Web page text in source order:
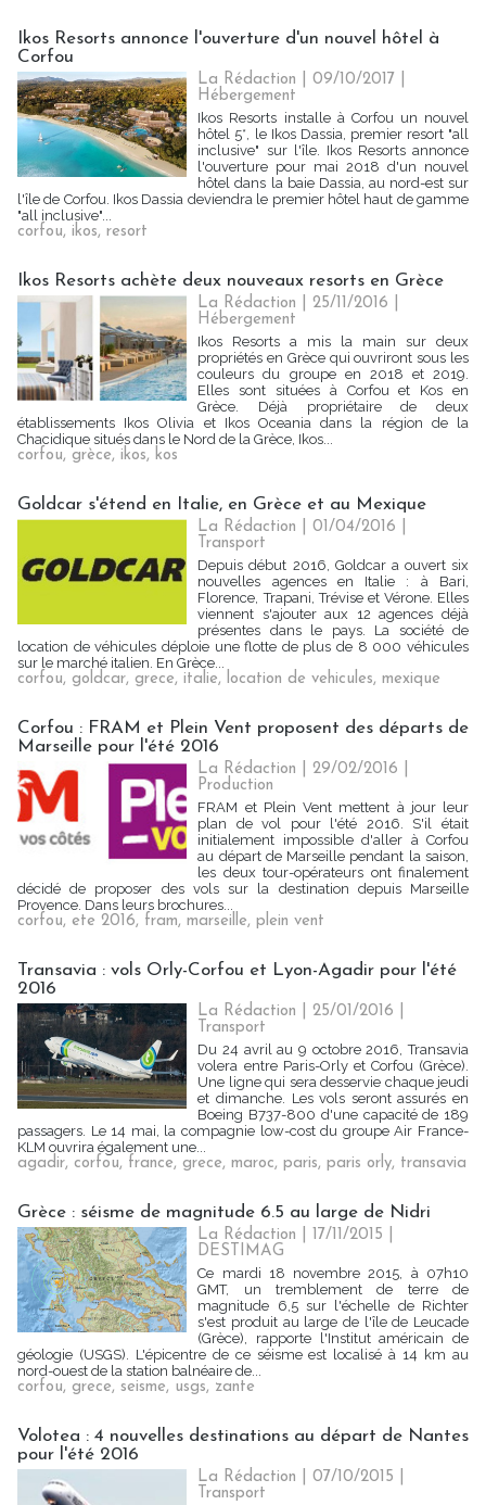
Ikos Resorts annonce l'ouverture d'un nouvel hôtel à
Corfou
La Rédaction | 09/10/2017
Hébergement
Ikos Resorts installe à Corfou un nouvel
hôtel 5*, le Ikos Dassia, premier resort "all
inclusive" sur l'île. Ikos Resorts annonce
l'ouverture pour mai 2018 d'un nouvel
hôtel dans la baie Dassia, au nord-est sur
l'île de Corfou. Ikos Dassia deviendra le premier hôtel haut de gamme
"all inclusive"...
corfou, ikos, resort
Ikos Resorts achète deux nouveaux resorts en Grèce
La Rédaction | 25/11/2016
Hébergement
Ikos Resorts a mis la main sur deux
propriétés en Grèce qui ouvriront sous les
couleurs du groupe en 2018 et 2019.
Elles sont situées à Corfou et Kos en
Grèce. Déjà propriétaire de deux
établissements Ikos Olivia et Ikos Oceania dans la région de la
Chacidique situés dans le Nord de la Grèce, Ikos...
corfou, grèce, ikos, kos
Goldcar s'étend en Italie, en Grèce et au Mexique
La Rédaction | 01/04/2016
Transport
Depuis début 2016, Goldcar a ouvert six
nouvelles agences en Italie : à Bari,
Florence, Trapani, Trévise et Vérone. Elles
viennent s'ajouter aux 12 agences déjà
présentes dans le pays. La société de
location de véhicules déploie une flotte de plus de 8 000 véhicules
sur le marché italien. En Grèce...
corfou, goldcar, grece, italie, location de vehicules, mexique
Corfou : FRAM et Plein Vent proposent des départs de
Marseille pour l'été 2016
La Rédaction | 29/02/2016
Production
FRAM et Plein Vent mettent à jour leur
plan de vol pour l'été 2016. S'il était
initialement impossible d'aller à Corfou
au départ de Marseille pendant la saison,
les deux tour-opérateurs ont finalement
décidé de proposer des vols sur la destination depuis Marseille
Provence. Dans leurs brochures...
corfou, ete 2016, fram, marseille, plein vent
Transavia : vols Orly-Corfou et Lyon-Agadir pour l'été
2016
La Rédaction | 25/01/2016
Transport
Du 24 avril au 9 octobre 2016, Transavia
volera entre Paris-Orly et Corfou (Grèce).
Une ligne qui sera desservie chaque jeudi
et dimanche. Les vols seront assurés en
Boeing B737-800 d'une capacité de 189
passagers. Le 14 mai, la compagnie low-cost du groupe Air France-
KLM ouvrira également une...
agadir, corfou, france, grece, maroc, paris, paris orly, transavia
Grèce : séisme de magnitude 6.5 au large de Nidri
La Rédaction | 17/11/2015
DESTIMAG
Ce mardi 18 novembre 2015, à 07h10
GMT, un tremblement de terre de
magnitude 6,5 sur l'échelle de Richter
s'est produit au large de l'île de Leucade
(Grèce), rapporte l'Institut américain de
géologie (USGS). L'épicentre de ce séisme est localisé à 14 km au
nord-ouest de la station balnéaire de...
corfou, grece, seisme, usgs, zante
Volotea : 4 nouvelles destinations au départ de Nantes
pour l'été 2016
La Rédaction | 07/10/2015
Transport